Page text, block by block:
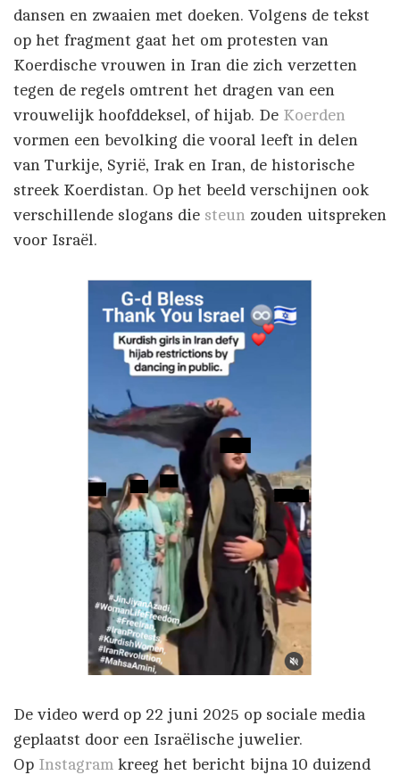
dansen en zwaaien met doeken. Volgens de tekst
op het fragment gaat het om protesten van
Koerdische vrouwen in Iran die zich verzetten
tegen de regels omtrent het dragen van een
vrouwelijk hoofddeksel, of hijab. De Koerden
vormen een bevolking die vooral leeft in delen
van Turkije, Syrië, Irak en Iran, de historische
streek Koerdistan. Op het beeld verschijnen ook
verschillende slogans die steun zouden uitspreken
voor Israël.
De video werd op 22 juni 2025 op sociale media
geplaatst door een Israëlische juwelier.
Op Instagram kreeg het bericht bijna 10 duizend